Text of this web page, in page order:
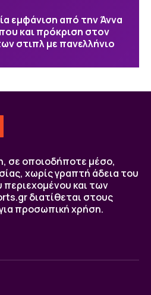
εμφάνιση από την Άννα
και πρόκριση στον
στιπλ με πανελλήνιο
σε οποιοδήποτε μέσο,
χωρίς γραπτή άδεια του
και των
διατίθεται στους
προσωπική χρήση.